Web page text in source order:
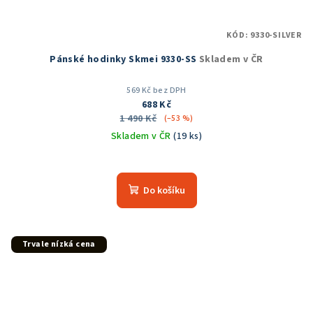
Pánské hodinky Skmei 9330-SS Skladem v ČR
569 Kč bez DPH
688 Kč
1 490 Kč
(–53 %)
Skladem v ČR(19 ks)
hodnocení
produktu
Do košíku
KÓD: 9330-SILVER
Trvale nízká cena